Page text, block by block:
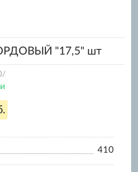
"17,5" шт
410